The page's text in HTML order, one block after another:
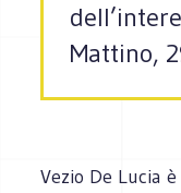
Mattino,
Vezio De Lucia